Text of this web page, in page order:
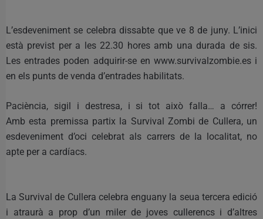
L’esdeveniment se celebra dissabte que ve 8 de juny. L’inici
està previst per a les 22.30 hores amb una durada de sis.
Les entrades poden adquirir-se en www.survivalzombie.es i
en els punts de venda d’entrades habilitats.
Paciència, sigil i destresa, i si tot això falla… a córrer!
Amb esta premissa partix la Survival Zombi de Cullera, un
esdeveniment d’oci celebrat als carrers de la localitat, no
apte per a cardíacs.
La Survival de Cullera celebra enguany la seua tercera edició
i atraurà a prop d’un miler de joves cullerencs i d’altres